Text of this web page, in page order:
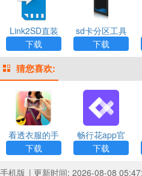
Link2SD直装
版app
下载
sd卡分区工具
（AParted）A
pp
下载
猜您喜欢:
看透衣服的手
机相机app下
载
下载
畅行花app官
方最新版
下载
手机版 | 更新时间: 2026-08-08